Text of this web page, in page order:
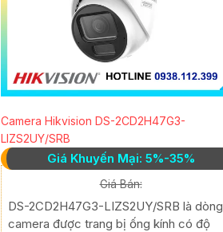
Camera Hikvision DS-2CD2H47G3-
LIZS2UY/SRB
Giá Khuyến Mại: 5%-35%
Giá Bán:
DS-2CD2H47G3-LIZS2UY/SRB là dòng
camera được trang bị ống kính có độ